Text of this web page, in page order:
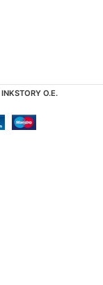
INKSTORY Ο.Ε.